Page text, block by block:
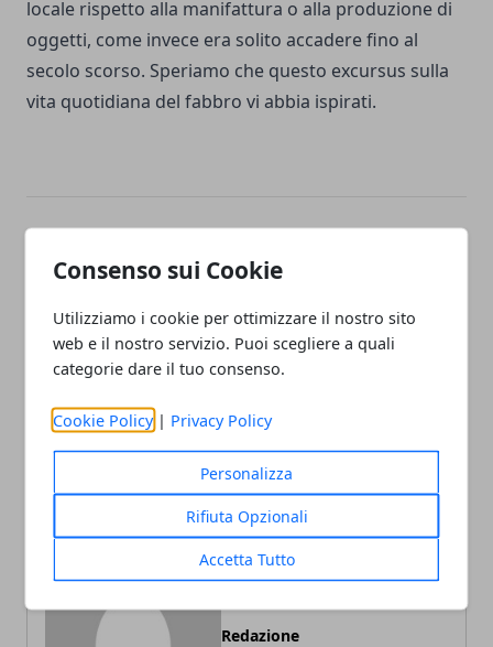
Consenso sui Cookie
Utilizziamo i cookie per ottimizzare il nostro sito
web e il nostro servizio. Puoi scegliere a quali
categorie dare il tuo consenso.
Cookie Policy | Privacy Policy
Personalizza
Rifiuta Opzionali
Accetta Tutto
locale rispetto alla manifattura o alla produzione di
oggetti, come invece era solito accadere fino al
secolo scorso. Speriamo che questo excursus sulla
vita quotidiana del fabbro vi abbia ispirati.
Articolo Precedente
al meglio per realizzare un
luogo rilassante e
funzionale
Redazione